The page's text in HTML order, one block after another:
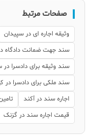
صفحات مرتبط
وثیقه اجاره ای در سپیدان
سند جهت ضمانت دادگاه
سند وثیقه برای دادسرا
سند ملکی برای دادسرا در
اجاره سند در آکند
قیمت اجاره سند در گزنک